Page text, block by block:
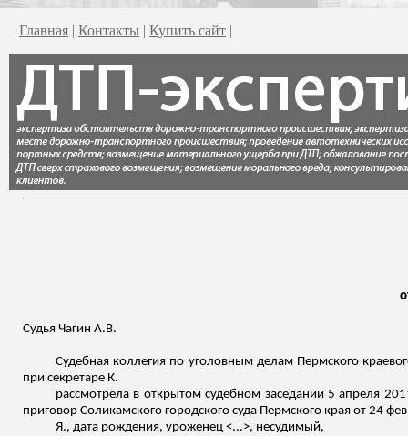
| Главная | Контакты | Купить сайт |
Судья Чагин А.В.
Судебная коллегия по уголовным делам Пермского
при секретаре К.
рассмотрела в открытом судебном заседании 5 апреля
приговор Соликамского городского суда Пермского края от 24
Я., дата рождения, уроженец <...>, несудимый,